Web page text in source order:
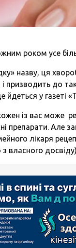
роком усе
назву, ця
і призводить до
йдеться у газеті
із вас може
препарати. Але
лікаря
власного